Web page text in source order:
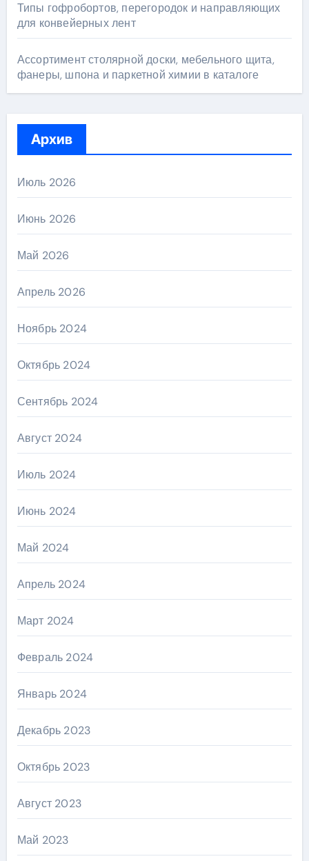
Типы гофробортов, перегородок и направляющих
для конвейерных лент
Ассортимент столярной доски, мебельного щита,
фанеры, шпона и паркетной химии в каталоге
Архив
Июль 2026
Июнь 2026
Май 2026
Апрель 2026
Ноябрь 2024
Октябрь 2024
Сентябрь 2024
Август 2024
Июль 2024
Июнь 2024
Май 2024
Апрель 2024
Март 2024
Февраль 2024
Январь 2024
Декабрь 2023
Октябрь 2023
Август 2023
Май 2023